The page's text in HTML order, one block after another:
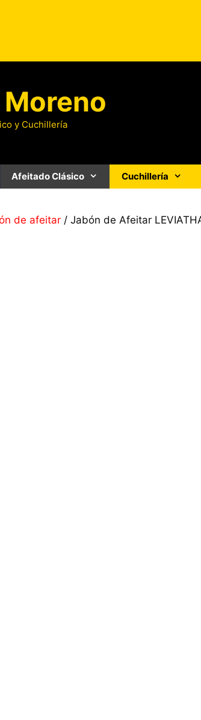
y Cuchillería
Afeitado Clásico Cuchillería
de afeitar / Jabón de Afeitar